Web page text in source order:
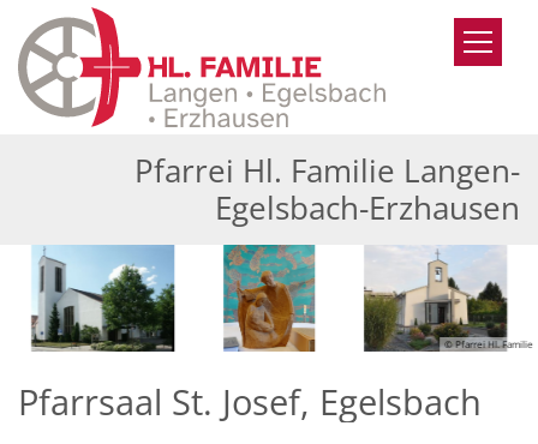
Zum Inhalt springen
Pfarrei Hl. Familie Langen-
Egelsbach-Erzhausen
© Pfarrei Hl. Familie
Pfarrsaal St. Josef, Egelsbach